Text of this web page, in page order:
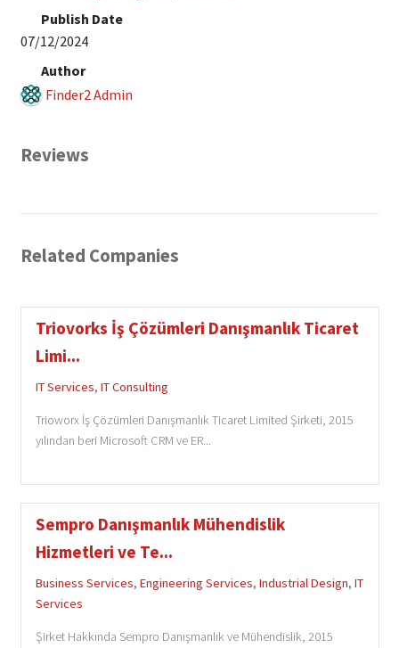
Publish Date
07/12/2024
Author
Finder2 Admin
Reviews
Related Companies
Triovorks İş Çözümleri Danışmanlık Ticaret
Limi...
IT Services, IT Consulting
Trioworx İş Çözümleri Danışmanlık Ticaret Limited Şirketi, 2015
yılından beri Microsoft CRM ve ER...
Sempro Danışmanlık Mühendislik
Hizmetleri ve Te...
Business Services, Engineering Services, Industrial Design, IT
Services
Şirket Hakkında Sempro Danışmanlık ve Mühendislik, 2015